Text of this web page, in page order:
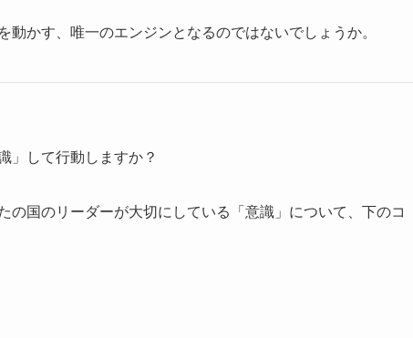
かす、唯一のエンジンとなるのではないでしょうか。
」して行動しますか？
の国のリーダーが大切にしている「意識」について、下のコ